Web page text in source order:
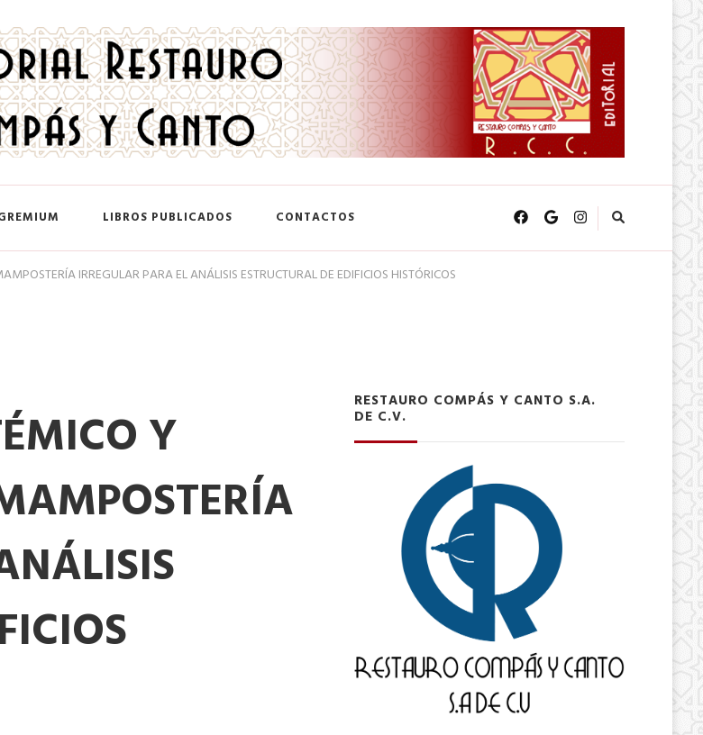
LIBROS PUBLICADOS CONTACTOS
IRREGULAR PARA EL ANÁLISIS ESTRUCTURAL DE EDIFICIOS HISTÓRICOS
Y
RESTAURO COMPÁS Y CANTO S.A.
DE C.V.